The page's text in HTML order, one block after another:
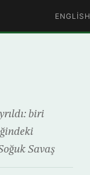
ENGLISH
biri
Savaş